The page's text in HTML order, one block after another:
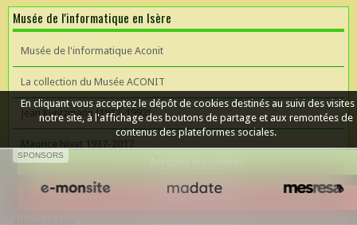
Musée de l'informatique en Isère
Musée de l'informatique Aconit
La collection du Musée ACONIT
Jean Kuntzmann (1912-1992)
Maurice Nivat 1937-2017
SPONSORS
En cliquant vous acceptez le dépôt de cookies destinés au suivi des visites
notre site, à l'affichage des boutons de partage et aux remontées de
contenus des plateformes sociales.
Refuser les cookies